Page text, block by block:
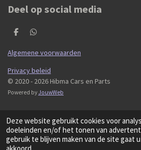
Deze website gebruikt cookies voor
doeleinden en/of het tonen van
gebruik te blijven maken van de site gaat
Deel op social media
D
l
e
D
l
e
Algemene voorwaarden
Privacy beleid
© 2020 - 2026 Hibma Cars en Parts
Powered by JouwWeb